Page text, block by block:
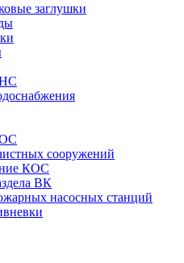
заглушки
сооружений
КОС
ВК
насосных станций